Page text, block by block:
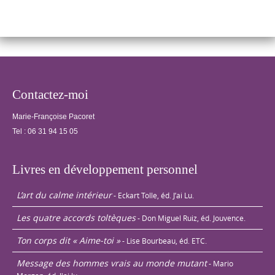
Contactez-moi
Marie-Françoise Pacoret
Tel : 06 31 94 15 05
Livres en développement personnel
L’art du calme intérieur- Eckart Tolle, éd. J’ai Lu.
Les quatre accords toltèques- Don Miguel Ruiz, éd. Jouvence.
Ton corps dit « Aime-toi »- Lise Bourbeau, éd. ETC.
Message des hommes vrais au monde mutant- Mario